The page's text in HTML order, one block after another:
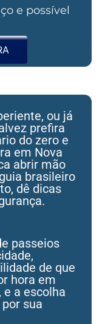
e possível
ou já
prefira
do zero e
em Nova
abrir mão
brasileiro
dê dicas
passeios
de que
hora em
a escolha
sua